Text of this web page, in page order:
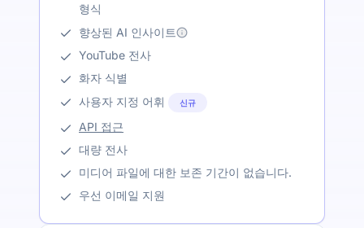
형식
향상된 AI 인사이트
YouTube 전사
화자 식별
사용자 지정 어휘
신규
API 접근
대량 전사
미디어 파일에 대한 보존 기간이 없습니다.
우선 이메일 지원